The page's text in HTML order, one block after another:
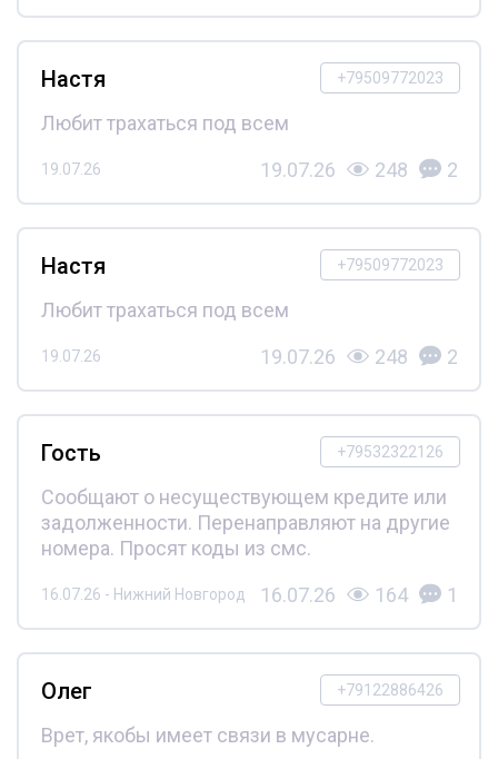
+79509772023
Настя
Любит трахаться под всем
19.07.26 19.07.26 248 2
+79509772023
Настя
Любит трахаться под всем
19.07.26 19.07.26 248 2
+79532322126
Гость
Сообщают о несуществующем кредите или
задолженности. Перенаправляют на другие
номера. Просят коды из смс.
16.07.26 - Нижний Новгород 16.07.26 164 1
+79122886426
Олег
Врет, якобы имеет связи в мусарне.